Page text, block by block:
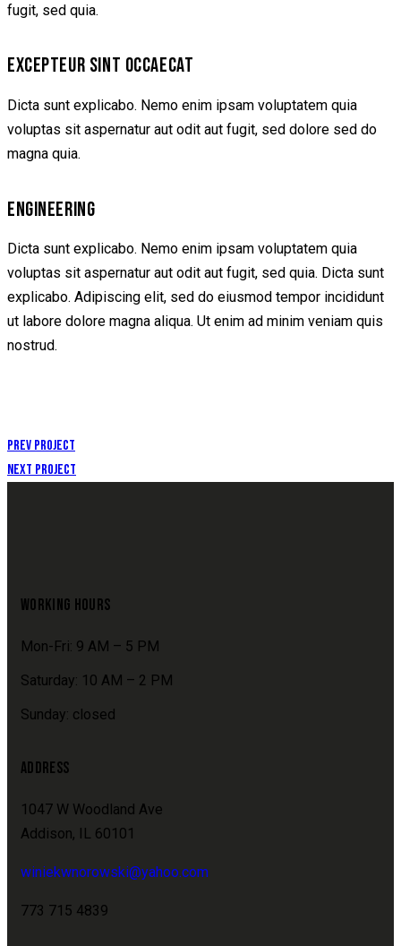
fugit, sed quia.
EXCEPTEUR SINT OCCAECAT
Dicta sunt explicabo. Nemo enim ipsam voluptatem quia
voluptas sit aspernatur aut odit aut fugit, sed dolore sed do
magna quia.
ENGINEERING
Dicta sunt explicabo. Nemo enim ipsam voluptatem quia
voluptas sit aspernatur aut odit aut fugit, sed quia. Dicta sunt
explicabo. Adipiscing elit, sed do eiusmod tempor incididunt
ut labore dolore magna aliqua. Ut enim ad minim veniam quis
nostrud.
Prev Project
Next Project
WORKING HOURS
Mon-Fri: 9 AM – 5 PM
Saturday: 10 AM – 2 PM
Sunday: closed
ADDRESS
1047 W Woodland Ave
Addison, IL 60101
winiekwnorowski@yahoo.com
773 715 4839